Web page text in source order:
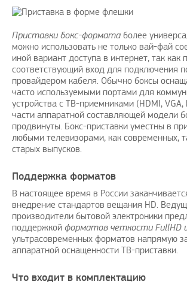
Приставки бокс-формата более
можно использовать не только вай-фай
иной вариант доступа в интернет, так как
соответствующий вход для подключения
провайдером кабеля. Обычно боксы
часто используемыми портами для
устройства с ТВ-приемниками (HDMI, VGA,
части аппаратной составляющей модели
продвинуты. Бокс-приставки уместны в
любыми телевизорами, как современных,
старых выпусков.
Поддержка форматов
В настоящее время в России
внедрение стандартов вещания HD.
производители бытовой электроники
поддержкой форматов четкости FullHD
ультрасовременных форматов напрямую
аппаратной оснащенности ТВ-приставки.
Что входит в комплектацию